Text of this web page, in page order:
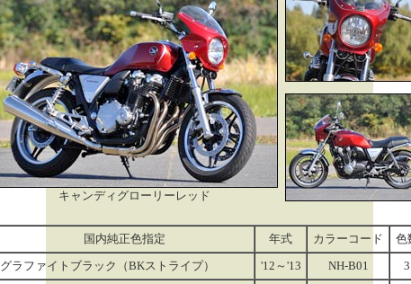
キャンディグローリーレッド
国内純正色指定 年式 カラーコード
色
グラファイトブラック（BKストライプ）
'12～'13 NH-B01
3